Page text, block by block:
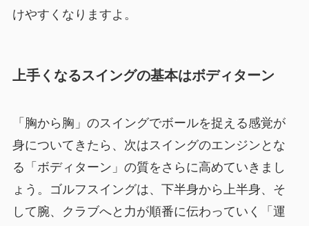
けやすくなりますよ。
上手くなるスイングの基本はボディターン
「胸から胸」のスイングでボールを捉える感覚が
身についてきたら、次はスイングのエンジンとな
る「ボディターン」の質をさらに高めていきまし
ょう。ゴルフスイングは、下半身から上半身、そ
して腕、クラブへと力が順番に伝わっていく「運